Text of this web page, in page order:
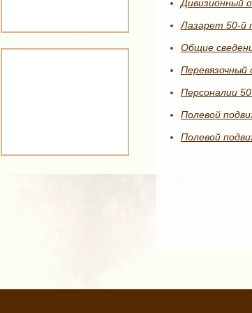
Дивизионный
Лазарет 50-й
Общие
Перевязочный
Персоналии
Полевой
Полевой